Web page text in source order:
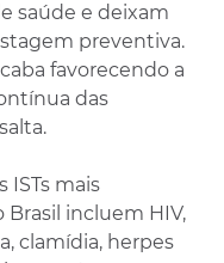
saúde e deixam
preventiva.
favorecendo a
das
ISTs mais
Brasil incluem HIV,
clamídia, herpes